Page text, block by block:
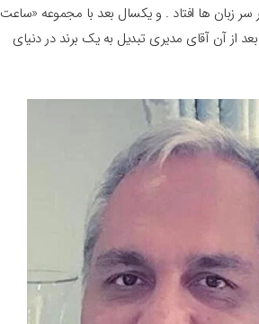
57» در قامت کارگردان و بازیگر سر زبان ها افتاد . و یکسال بعد با مجموعه «ساعت
از آن آقای مدیری تبدیل به یک برند در دنیای